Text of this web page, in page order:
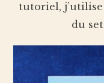
tutoriel,
du set